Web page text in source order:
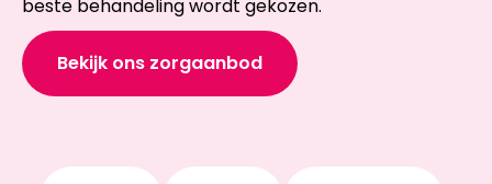
beste behandeling wordt gekozen.
Bekijk ons zorgaanbod